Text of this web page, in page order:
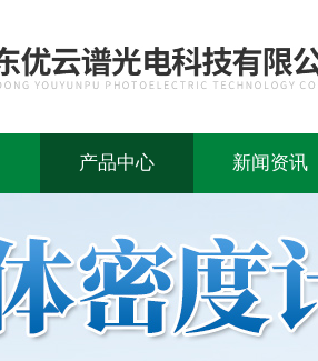
产品中心 新闻资讯